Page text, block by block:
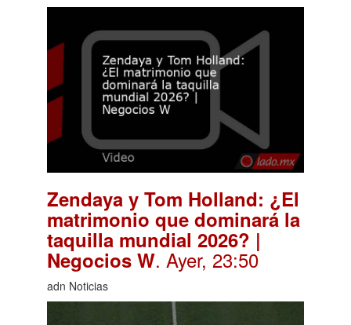
Zendaya y Tom Holland: ¿El
matrimonio que dominará la
taquilla mundial 2026? |
Negocios W. Ayer, 23:50
adn Noticias